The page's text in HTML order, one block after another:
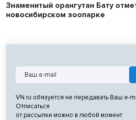
Знаменитый орангутан Бату
новосибирском зоопарке
VN.ru обязуется не передавать Ваш e-
Отписаться
от рассылки можно в любой момент